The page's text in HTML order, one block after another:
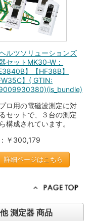
ルツソリューションズ
セットMK30-W：
】【HF38B】
】( GTIN:
ロ用の電磁波測定に対
セットで、３台の測定
構成されています。
￥300,179
詳細ページはこちら
測定器 商品